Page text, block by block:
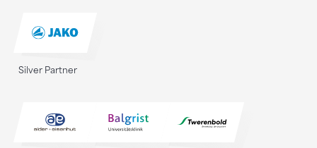
Silver Partner